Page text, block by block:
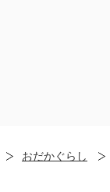
おだかぐらし